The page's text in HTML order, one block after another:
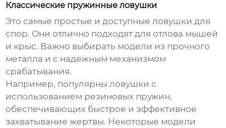
Классические пружинные ловушки
Это самые простые и доступныеловушки для
спор. Они отлично подходят для отлова мышей
и крыс. Важно выбирать модели из прочного
металла и с надежным механизмом
срабатывания.
Например, популярны ловушки с
использованием резиновых пружин,
обеспечивающих быстрое и эффективное
захватывание жертвы. Некоторые модели